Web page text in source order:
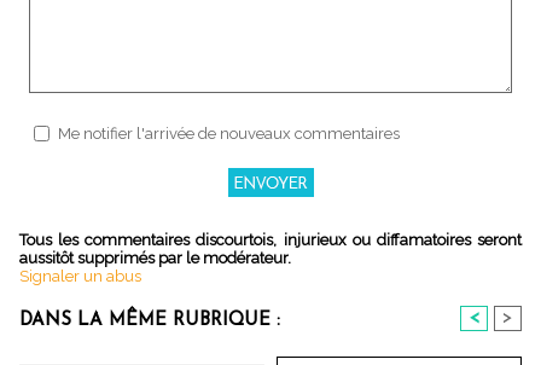
Me notifier l'arrivée de nouveaux commentaires
Tous les commentaires discourtois, injurieux ou diffamatoires seront
aussitôt supprimés par le modérateur.
Signaler un abus
DANS LA MÊME RUBRIQUE : < >